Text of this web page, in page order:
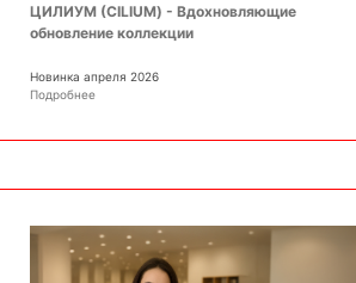
ЦИЛИУМ (CILIUM) - Вдохновляющие
обновление коллекции
Новинка апреля 2026
Подробнее